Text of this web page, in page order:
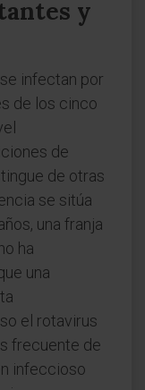
y
infectan por
de los cinco
de
de otras
se sitúa
una franja
ha
una
el rotavirus
frecuente de
infeccioso